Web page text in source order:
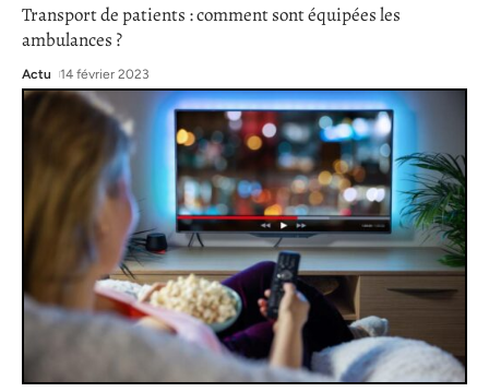
Transport de patients : comment sont équipées les
ambulances ?
Actu 14 février 2023